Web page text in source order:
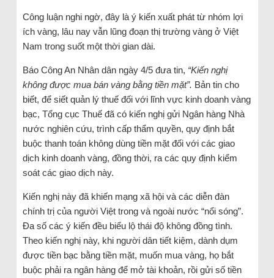
Công luận nghi ngờ, đây là ý kiến xuất phát từ nhóm lợi
ích vàng, lâu nay vẫn lũng đoạn thị trường vàng ở Việt
Nam trong suốt một thời gian dài.
Báo Công An Nhân dân ngày 4/5 đưa tin, “Kiến nghị
không được mua bán vàng bằng tiền mặt”. Bản tin cho
biết, để siết quản lý thuế đối với lĩnh vực kinh doanh vàng
bạc, Tổng cục Thuế đã có kiến nghị gửi Ngân hàng Nhà
nước nghiên cứu, trình cấp thẩm quyền, quy định bắt
buộc thanh toán không dùng tiền mặt đối với các giao
dịch kinh doanh vàng, đồng thời, ra các quy định kiểm
soát các giao dịch này.
Kiến nghị này đã khiến mạng xã hội và các diễn đàn
chính trị của người Việt trong và ngoài nước “nổi sóng”.
Đa số các ý kiến đều biểu lộ thái độ không đồng tình.
Theo kiến nghị này, khi người dân tiết kiệm, dành dụm
được tiền bạc bằng tiền mặt, muốn mua vàng, họ bắt
buộc phải ra ngân hàng để mở tài khoản, rồi gửi số tiền